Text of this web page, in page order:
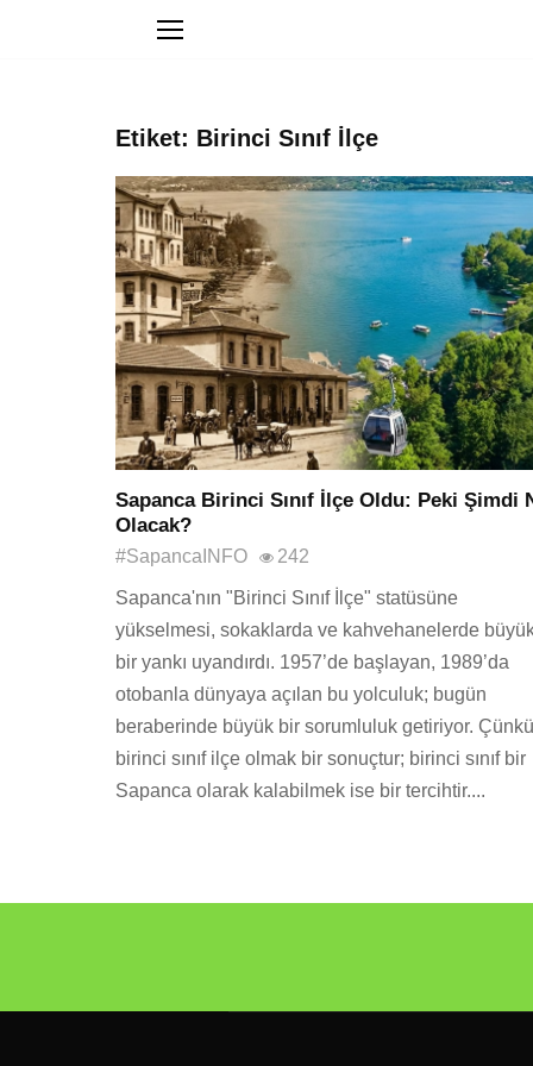
Etiket: Birinci Sınıf İlçe
Sapanca Birinci Sınıf İlçe Oldu: Peki Şimdi
Olacak?
#SapancaINFO 242
Sapanca'nın "Birinci Sınıf İlçe" statüsüne
yükselmesi, sokaklarda ve kahvehanelerde
bir yankı uyandırdı. 1957’de başlayan, 1989’da
otobanla dünyaya açılan bu yolculuk; bugün
beraberinde büyük bir sorumluluk getiriyor. Çünkü
birinci sınıf ilçe olmak bir sonuçtur; birinci sınıf bir
Sapanca olarak kalabilmek ise bir tercihtir....